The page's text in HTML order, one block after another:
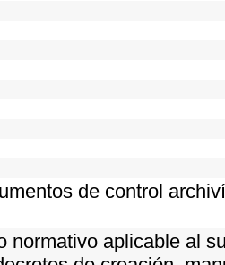
de control
normativo aplicable al